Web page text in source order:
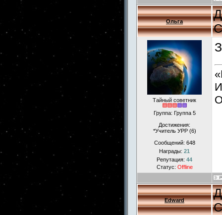
Ольга
Тайный советник
Группа: Группа 5
Достижения:
*Учитель УРР (6)
Сообщений: 648
Награды: 21
Репутация: 44
Статус: Offline
Edward